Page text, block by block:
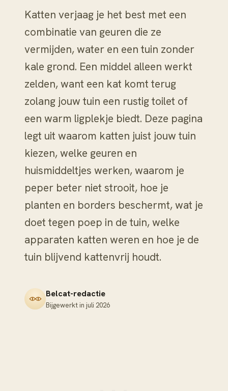
Katten verjaag je het best met een
combinatie van geuren die ze
vermijden, water en een tuin zonder
kale grond. Een middel alleen werkt
zelden, want een kat komt terug
zolang jouw tuin een rustig toilet of
een warm ligplekje biedt. Deze pagina
legt uit waarom katten juist jouw tuin
kiezen, welke geuren en
huismiddeltjes werken, waarom je
peper beter niet strooit, hoe je
planten en borders beschermt, wat je
doet tegen poep in de tuin, welke
apparaten katten weren en hoe je de
tuin blijvend kattenvrij houdt.
Belcat-redactie
Bijgewerkt in juli 2026